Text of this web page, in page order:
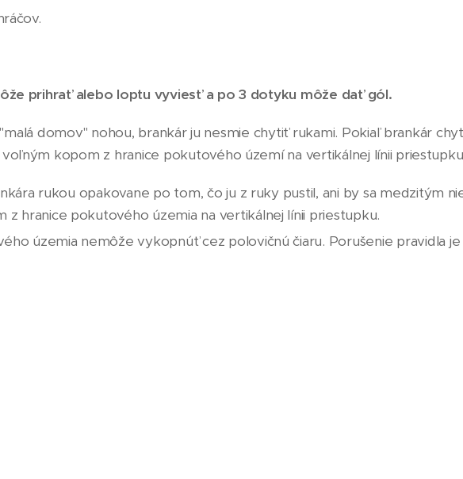
prihrať alebo loptu vyviesť a po 3 dotyku môže dať gól.
"malá domov" nohou, brankár ju nesmie chytiť rukami. Pokiaľ brankár
kopom z hranice pokutového území na vertikálnej línii
rukou opakovane po tom, čo ju z ruky pustil, ani by sa medzitým
hranice pokutového územia na vertikálnej línii priestupku.
územia nemôže vykopnúť cez polovičnú čiaru. Porušenie pravidla